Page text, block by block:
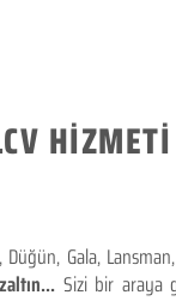
HİZMETİ
Düğün, Gala,
Sizi bir araya